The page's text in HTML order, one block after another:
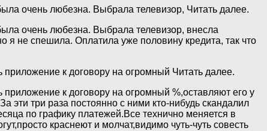
очень любезна. Выбрала телевизор, Читать далее.
очень любезна. Выбрала телевизор, внесла
не спешила. Оплатила уже половину кредита, так что
к договору на огромный Читать далее.
к договору на огромный %,оставляют его у
эти три раза постоянно с ними кто-нибудь скандалил
по графику платежей.Все технично меняется в
краснеют и молчат,видимо чуть-чуть совесть